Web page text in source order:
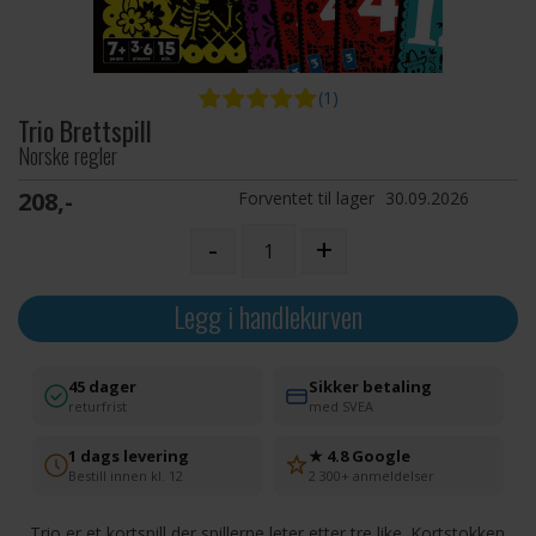
(1)
Trio Brettspill
Norske regler
208,- Forventet til lager 30.09.2026
- +
Legg i handlekurven
45 dager
returfrist
Sikker betaling
med SVEA
1 dags levering
Bestill innen kl. 12
★ 4.8 Google
2 300+ anmeldelser